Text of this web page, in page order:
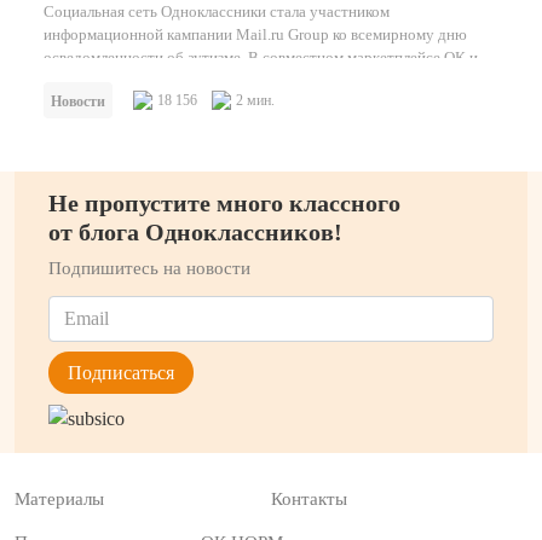
Социальная сеть Одноклассники стала участником
информационной кампании Mail.ru Group ко всемирному дню
осведомленности об аутизме. В совместном маркетплейсе ОК и…
Новости 18 156 2 мин.
Не пропустите много классного
от блога Одноклассников!
Подпишитесь на новости
Материалы Контакты